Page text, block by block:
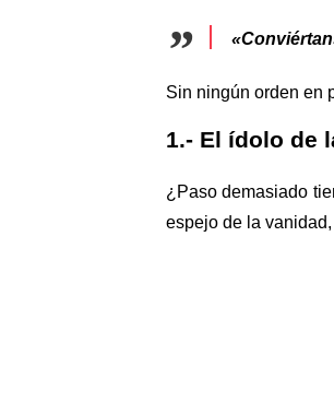
Sin ningún orden en
1.- El ídolo de
¿Paso demasiado
espejo de la